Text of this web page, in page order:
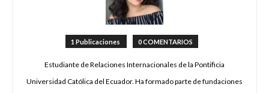
1 Publicaciones 0 COMENTARIOS
Estudiante de Relaciones Internacionales de la Pontificia
Universidad Católica del Ecuador. Ha formado parte de fundaciones